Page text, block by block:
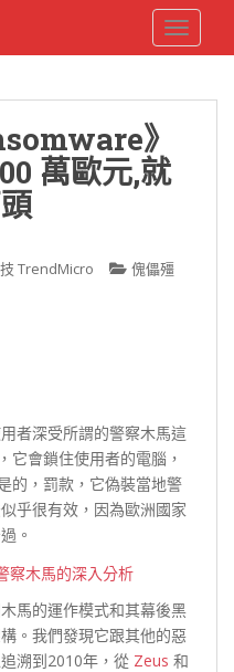
》
萬歐元,就
TrendMicro
傀儡殭
者深受所謂的警察木馬這
它會鎖住使用者的電腦，
的，罰款，它偽裝當地警
乎很有效，因為歐洲國家
。
馬的運作模式和其幕後黑
。我們發現它跟其他的惡
溯到2010年，從 Zeus 和